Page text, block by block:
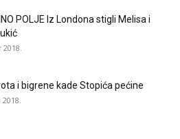
POLJE Iz Londona stigli Melisa i
2018.
i bigrene kade Stopića pećine